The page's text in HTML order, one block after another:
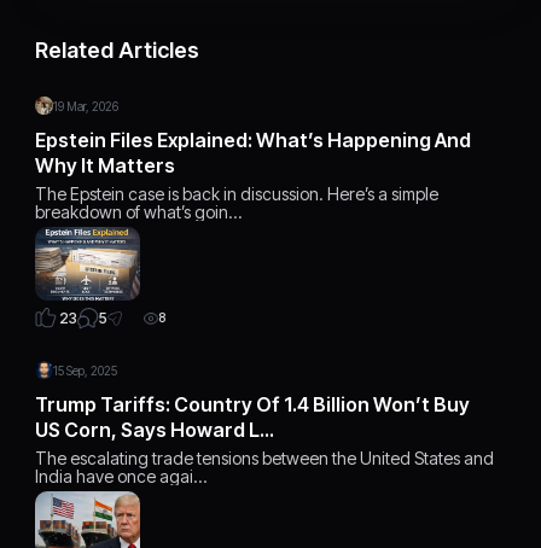
Related Articles
19 Mar, 2026
Epstein Files Explained: What’s Happening And
Why It Matters
The Epstein case is back in discussion. Here’s a simple
breakdown of what’s goin…
23 5 8
15 Sep, 2025
Trump Tariffs: Country Of 1.4 Billion Won’t Buy
US Corn, Says Howard L…
The escalating trade tensions between the United States and
India have once agai…